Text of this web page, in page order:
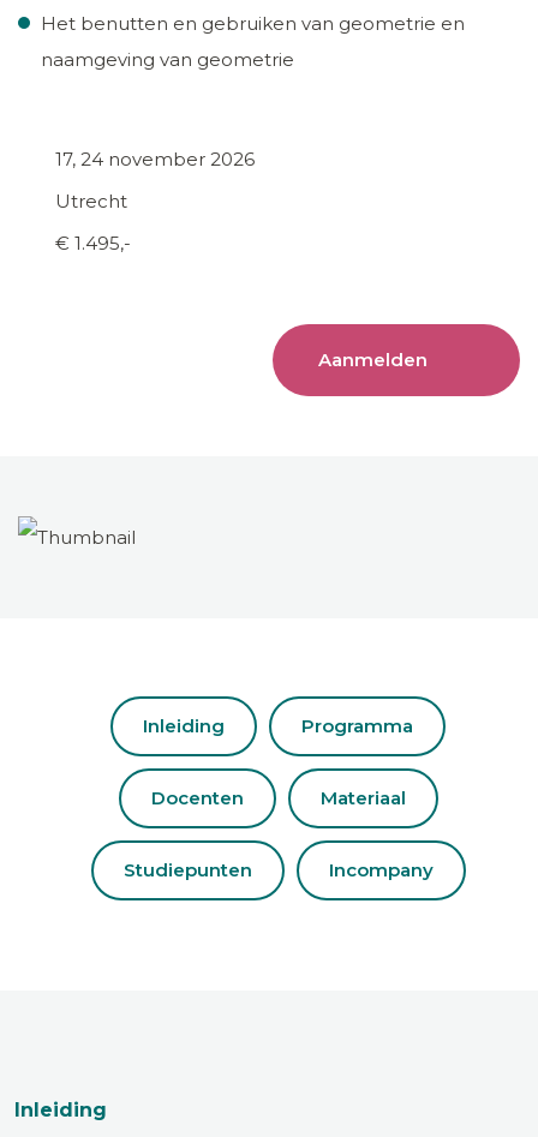
Het benutten en gebruiken van geometrie en
naamgeving van geometrie
17, 24 november 2026
Utrecht
€ 1.495,-
Aanmelden
Inleiding Programma
Docenten Materiaal
Studiepunten Incompany
Inleiding